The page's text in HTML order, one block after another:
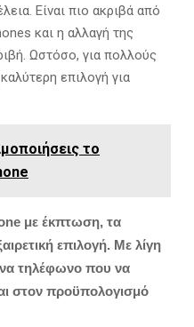
Είναι πιο ακριβά από
και η αλλαγή της
Ωστόσο, για πολλούς
επιλογή για
το
με έκπτωση, τα
επιλογή. Με λίγη
τηλέφωνο που να
στον προϋπολογισμό